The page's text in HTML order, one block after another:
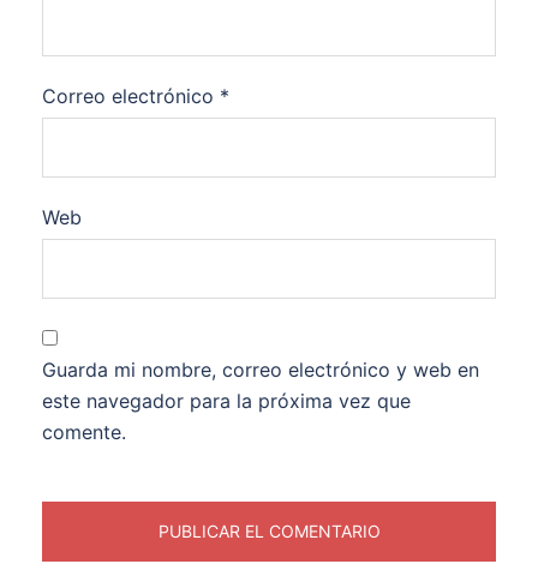
Correo electrónico *
Web
Guarda mi nombre, correo electrónico y web en
este navegador para la próxima vez que
comente.